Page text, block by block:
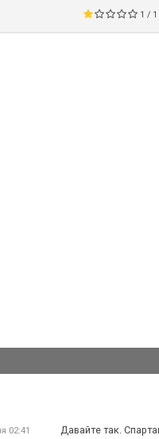
1 / 1
02:41 Давайте так.